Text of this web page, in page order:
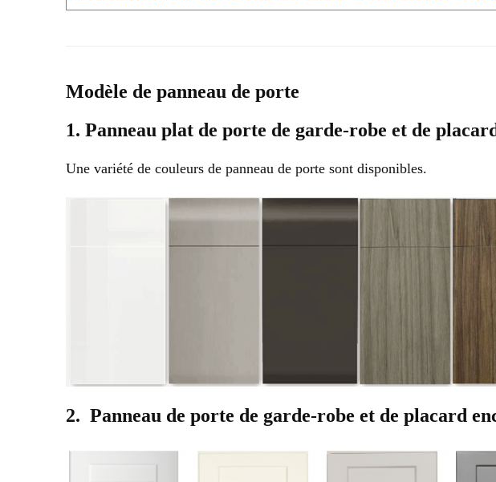
Modèle de panneau de porte
1. Panneau plat de porte de garde-robe et de
Une variété de couleurs de panneau de porte sont disponibles.
2. Panneau de porte de garde-robe et de placard